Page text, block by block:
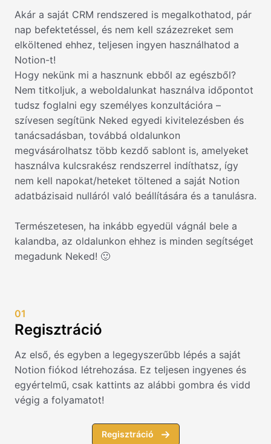
Akár a saját CRM rendszered is megalkothatod, pár
nap befektetéssel, és nem kell százezreket sem
elköltened ehhez, teljesen ingyen használhatod a
Notion-t!
Hogy nekünk mi a hasznunk ebből az egészből?
Nem titkoljuk, a weboldalunkat használva időpontot
tudsz foglalni egy személyes konzultációra –
szívesen segítünk Neked egyedi kivitelezésben és
tanácsadásban, továbbá oldalunkon
megvásárolhatsz több kezdő sablont is, amelyeket
használva kulcsrakész rendszerrel indíthatsz, így
nem kell napokat/heteket töltened a saját Notion
adatbázisaid nulláról való beállítására és a tanulásra.
Természetesen, ha inkább egyedül vágnál bele a
kalandba, az oldalunkon ehhez is minden segítséget
megadunk Neked! 🙂
01
Regisztráció
Az első, és egyben a legegyszerűbb lépés a saját
Notion fiókod létrehozása. Ez teljesen ingyenes és
egyértelmű, csak kattints az alábbi gombra és vidd
végig a folyamatot!
Regisztráció